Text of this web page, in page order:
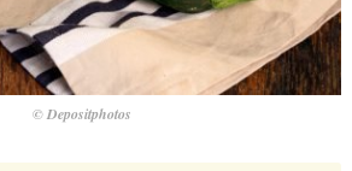
© Depositphotos